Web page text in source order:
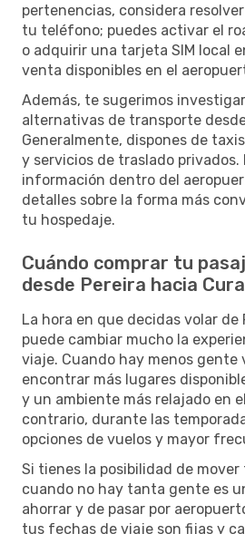
pertenencias, considera
tu teléfono; puedes activar el
o adquirir una tarjeta SIM local
venta disponibles en el
Además, te sugerimos
alternativas de transporte
Generalmente, dispones de
y servicios de traslado privados.
información dentro del
detalles sobre la forma más
tu hospedaje.
Cuándo comprar tu
desde Pereira hacia
La hora en que decidas volar de
puede cambiar mucho la
viaje. Cuando hay menos gente
encontrar más lugares
y un ambiente más relajado en
contrario, durante las
opciones de vuelos y mayor
Si tienes la posibilidad de
cuando no hay tanta gente es
ahorrar y de pasar por
tus fechas de viaje son fijas y